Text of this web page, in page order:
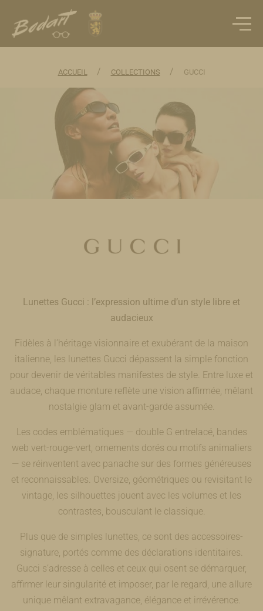
ACCUEIL / COLLECTIONS / GUCCI
Lunettes Gucci : l’expression ultime d’un style libre et
audacieux
Fidèles à l’héritage visionnaire et exubérant de la maison
italienne, les lunettes Gucci dépassent la simple fonction
pour devenir de véritables manifestes de style. Entre luxe et
audace, chaque monture reflète une vision affirmée, mêlant
nostalgie glam et avant-garde assumée.
Les codes emblématiques — double G entrelacé, bandes
web vert-rouge-vert, ornements dorés ou motifs animaliers
— se réinventent avec panache sur des formes généreuses
et reconnaissables. Oversize, géométriques ou revisitant le
vintage, les silhouettes jouent avec les volumes et les
contrastes, bousculant le classique.
Plus que de simples lunettes, ce sont des accessoires-
signature, portés comme des déclarations identitaires.
Gucci s’adresse à celles et ceux qui osent se démarquer,
affirmer leur singularité et imposer, par le regard, une allure
unique mêlant extravagance, élégance et irrévérence.